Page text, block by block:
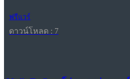
ฟรีแวร์
ดาวน์โหลด : 7